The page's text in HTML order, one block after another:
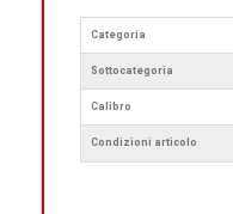
Categoria
Sottocategoria
Calibro
Condizioni articolo